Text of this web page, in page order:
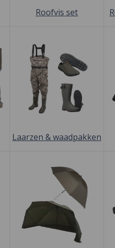
Roofvis set
Laarzen & waadpakken